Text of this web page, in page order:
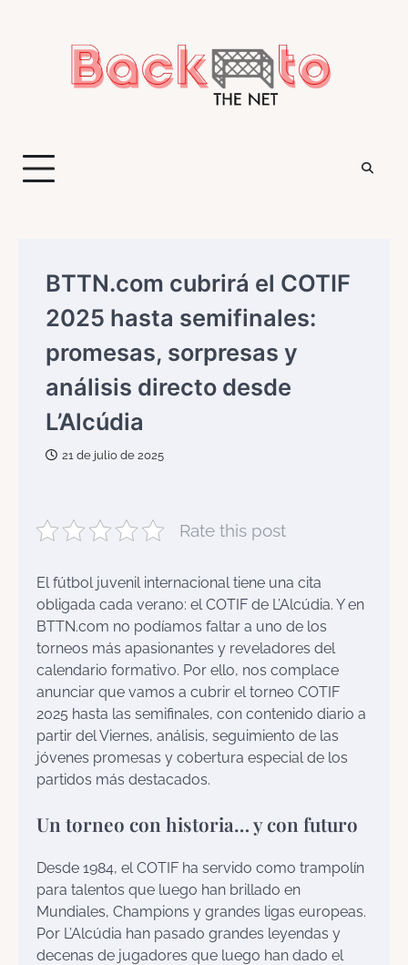
BTTN.com cubrirá el COTIF
2025 hasta semifinales:
promesas, sorpresas y
análisis directo desde
L’Alcúdia
21 de julio de 2025
Rate this post
El fútbol juvenil internacional tiene una cita
obligada cada verano: el COTIF de L’Alcúdia. Y en
BTTN.com no podíamos faltar a uno de los
torneos más apasionantes y reveladores del
calendario formativo. Por ello, nos complace
anunciar que vamos a cubrir el torneo COTIF
2025 hasta las semifinales, con contenido diario a
partir del Viernes, análisis, seguimiento de las
jóvenes promesas y cobertura especial de los
partidos más destacados.
Un torneo con historia… y con futuro
Desde 1984, el COTIF ha servido como trampolín
para talentos que luego han brillado en
Mundiales, Champions y grandes ligas europeas.
Por L’Alcúdia han pasado grandes leyendas y
decenas de jugadores que luego han dado el